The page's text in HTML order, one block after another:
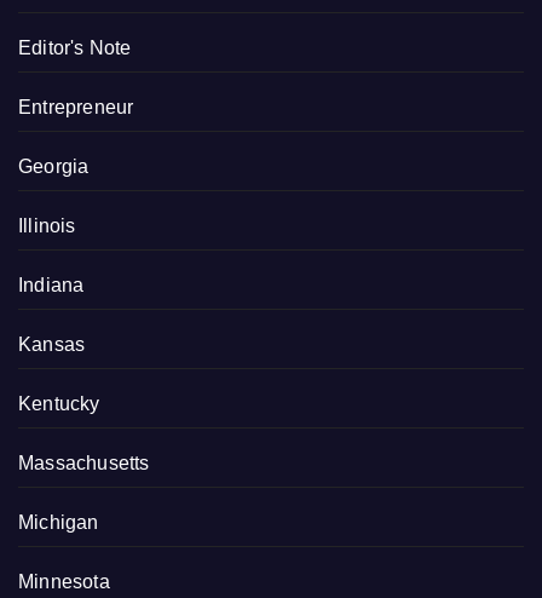
Editor's Note
Entrepreneur
Georgia
Illinois
Indiana
Kansas
Kentucky
Massachusetts
Michigan
Minnesota